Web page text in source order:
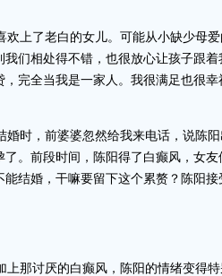
上了老白的女儿。可能从小缺少母
我们相处得不错，也很放心让孩子跟
，完全当我是一家人。我很满足也很
时，前婆婆忽然给我来电话，说陈
了。前段时间，陈阳得了白癫风，女
能结婚，干嘛要留下这个累赘？陈阳
那讨厌的白癫风，陈阳的情绪变得